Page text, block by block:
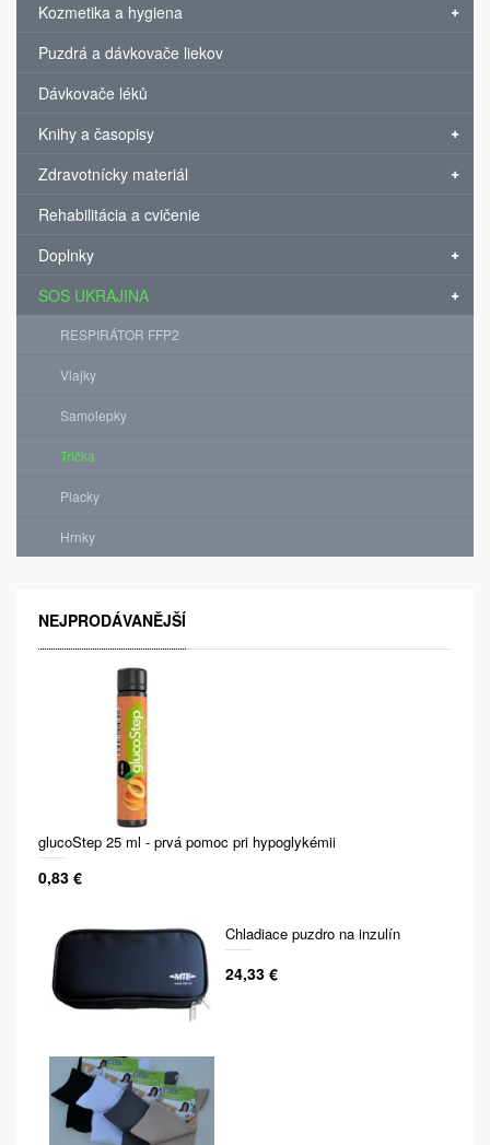
Kozmetika a hygiena
Puzdrá a dávkovače liekov
Dávkovače léků
Knihy a časopisy
Zdravotnícky materiál
Rehabilitácia a cvičenie
Doplnky
SOS UKRAJINA
RESPIRÁTOR FFP2
Vlajky
Samolepky
Trička
Placky
Hrnky
NEJPRODÁVANĚJŠÍ
glucoStep 25 ml - prvá pomoc pri hypoglykémii
0,83 €
Chladiace puzdro na inzulín
24,33 €